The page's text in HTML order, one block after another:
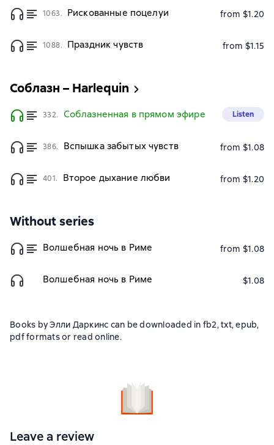
1063. Рискованные поцелуи from $1.20
1088. Праздник чувств from $1.15
Соблазн – Harlequin
332. Соблазненная в прямом эфире Listen
386. Вспышка забытых чувств from $1.08
401. Второе дыхание любви from $1.20
Without series
Волшебная ночь в Риме from $1.08
Волшебная ночь в Риме $1.08
Books by Элли Даркинс can be downloaded in fb2, txt, epub,
pdf formats or read online.
Leave a review